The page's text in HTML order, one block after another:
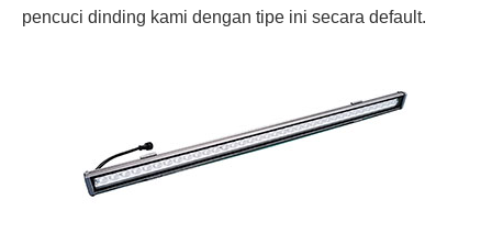
pencuci dinding kami dengan tipe ini secara default.